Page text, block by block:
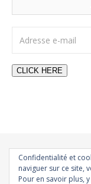
CLICK HERE
All rights
Confidentialité et
naviguer sur ce site,
Pour en savoir plus,